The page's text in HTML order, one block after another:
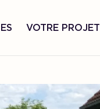
VOTRE PROJET